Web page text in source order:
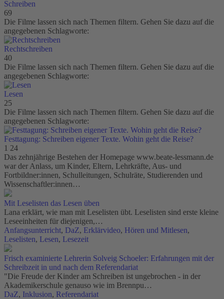
Schreiben
69
Die Filme lassen sich nach Themen filtern. Gehen Sie dazu auf die
angegebenen Schlagworte:
Rechtschreiben
40
Die Filme lassen sich nach Themen filtern. Gehen Sie dazu auf die
angegebenen Schlagworte:
Lesen
25
Die Filme lassen sich nach Themen filtern. Gehen Sie dazu auf die
angegebenen Schlagworte:
Festtagung: Schreiben eigener Texte. Wohin geht die Reise?
1 24
Das zehnjährige Bestehen der Homepage www.beate-lessmann.de
war der Anlass, um Kinder, Eltern, Lehrkräfte, Aus- und
Fortbildner:innen, Schulleitungen, Schulräte, Studierenden und
Wissenschaftler:innen…
Mit Leselisten das Lesen üben
Lana erklärt, wie man mit Leselisten übt. Leselisten sind erste kleine
Leseeinheiten für diejenigen,…
Anfangsunterricht, DaZ, Erklärvideo, Hören und Mitlesen,
Leselisten, Lesen, Lesezeit
Frisch examinierte Lehrerin Solveig Schoeler: Erfahrungen mit der
Schreibzeit in und nach dem Referendariat
"Die Freude der Kinder am Schreiben ist ungebrochen - in der
Akademikerschule genauso wie im Brennpu…
DaZ, Inklusion, Referendariat